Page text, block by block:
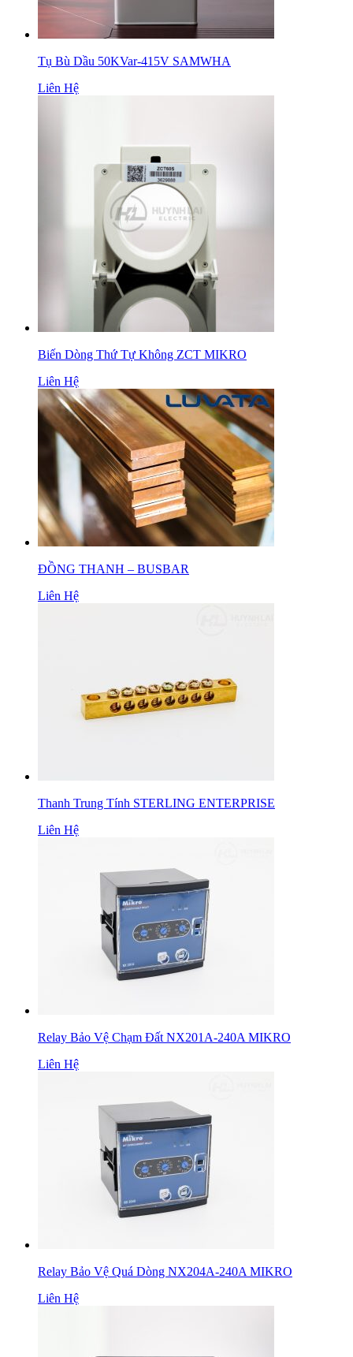
Tụ Bù Dầu 50KVar-415V SAMWHA
Liên Hệ
Biến Dòng Thứ Tự Không ZCT MIKRO
Liên Hệ
ĐỒNG THANH – BUSBAR
Liên Hệ
Thanh Trung Tính STERLING ENTERPRISE
Liên Hệ
Relay Bảo Vệ Chạm Đất NX201A-240A MIKRO
Liên Hệ
Relay Bảo Vệ Quá Dòng NX204A-240A MIKRO
Liên Hệ